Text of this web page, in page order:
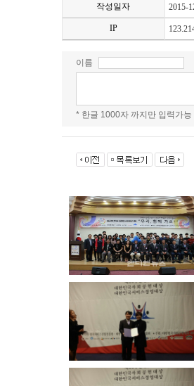
작성일자 2015-
IP
이름
* 한글 1000자 까지만 입력가